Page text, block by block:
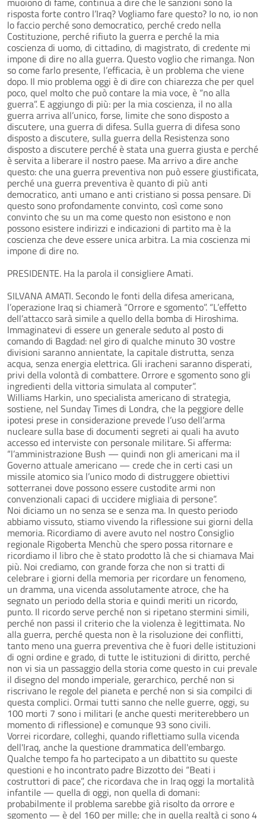
risposta forte contro l’Iraq? Vogliamo fare questo? Io no, io non
lo faccio perché sono democratico, perché credo nella
Costituzione, perché rifiuto la guerra e perché la mia
coscienza di uomo, di cittadino, di magistrato, di credente mi
impone di dire no alla guerra. Questo voglio che rimanga. Non
so come farlo presente, l’efficacia, è un problema che viene
dopo. Il mio problema oggi è di dire con chiarezza che per quel
poco, quel molto che può contare la mia voce, è “no alla
guerra”. E aggiungo di più: per la mia coscienza, il no alla
guerra arriva all’unico, forse, limite che sono disposto a
discutere, una guerra di difesa. Sulla guerra di difesa sono
disposto a discutere, sulla guerra della Resistenza sono
disposto a discutere perché è stata una guerra giusta e perché
è servita a liberare il nostro paese. Ma arrivo a dire anche
questo: che una guerra preventiva non può essere giustificata,
perché una guerra preventiva è quanto di più anti
democratico, anti umano e anti cristiano si possa pensare. Di
questo sono profondamente convinto, così come sono
convinto che su un ma come questo non esistono e non
possono esistere indirizzi e indicazioni di partito ma è la
coscienza che deve essere unica arbitra. La mia coscienza mi
impone di dire no.
PRESIDENTE. Ha la parola il consigliere Amati.
SILVANA AMATI. Secondo le fonti della difesa americana,
l’operazione Iraq si chiamerà “Orrore e sgomento”. “L’effetto
dell’attacco sarà simile a quello della bomba di Hiroshima.
Immaginatevi di essere un generale seduto al posto di
comando di Bagdad: nel giro di qualche minuto 30 vostre
divisioni saranno annientate, la capitale distrutta, senza
acqua, senza energia elettrica. Gli iracheni saranno disperati,
privi della volontà di combattere. Orrore e sgomento sono gli
ingredienti della vittoria simulata al computer”.
Williams Harkin, uno specialista americano di strategia,
sostiene, nel Sunday Times di Londra, che la peggiore delle
ipotesi prese in considerazione prevede l’uso dell’arma
nucleare sulla base di documenti segreti ai quali ha avuto
accesso ed interviste con personale militare. Si afferma:
“l’amministrazione Bush — quindi non gli americani ma il
Governo attuale americano — crede che in certi casi un
missile atomico sia l’unico modo di distruggere obiettivi
sotterranei dove possono essere custodite armi non
convenzionali capaci di uccidere migliaia di persone”.
Noi diciamo un no senza se e senza ma. In questo periodo
abbiamo vissuto, stiamo vivendo la riflessione sui giorni della
memoria. Ricordiamo di avere avuto nel nostro Consiglio
regionale Rigoberta Menchù che spero possa ritornare e
ricordiamo il libro che è stato prodotto là che si chiamava Mai
più. Noi crediamo, con grande forza che non si tratti di
celebrare i giorni della memoria per ricordare un fenomeno,
un dramma, una vicenda assolutamente atroce, che ha
segnato un periodo della storia e quindi meriti un ricordo,
punto. Il ricordo serve perché non si ripetano stermini simili,
perché non passi il criterio che la violenza è legittimata. No
alla guerra, perché questa non è la risoluzione dei conflitti,
tanto meno una guerra preventiva che è fuori delle istituzioni
di ogni ordine e grado, di tutte le istituzioni di diritto, perché
non vi sia un passaggio della storia come questo in cui prevale
il disegno del mondo imperiale, gerarchico, perché non si
riscrivano le regole del pianeta e perché non si sia compilci di
questa complici. Ormai tutti sanno che nelle guerre, oggi, su
100 morti 7 sono i militari (e anche questi meriterebbero un
momento di riflessione) e comunque 93 sono civili.
Vorrei ricordare, colleghi, quando riflettiamo sulla vicenda
dell'Iraq, anche la questione drammatica dell'embargo.
Qualche tempo fa ho partecipato a un dibattito su queste
questioni e ho incontrato padre Bizzotto dei “Beati i
costruttori di pace”, che ricordava che in Iraq oggi la mortalità
infantile — quella di oggi, non quella di domani:
probabilmente il problema sarebbe già risolto da orrore e
sgomento — è del 160 per mille; che in quella realtà ci sono 4